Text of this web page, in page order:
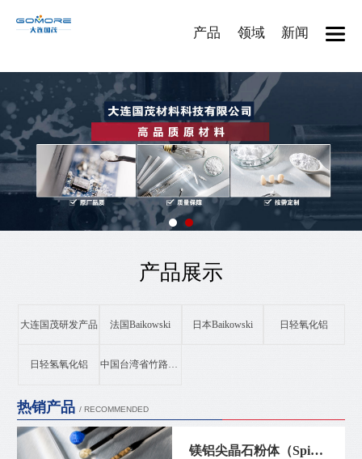
产品 领域 新闻
产品展示
大连国茂研发产品 法国Baikowski 日本Baikowski 日轻氧化铝
日轻氢氧化铝 中国台湾省竹路氮化铝
热销产品 / RECOMMENDED
镁铝尖晶石粉体（Spinel）